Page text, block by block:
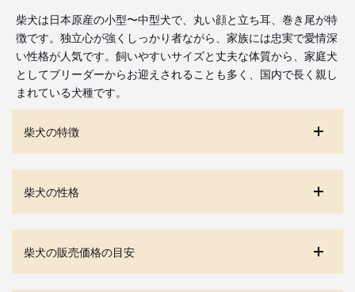
柴犬は日本原産の小型〜中型犬で、丸い顔と立ち耳、巻き尾が特
徴です。独立心が強くしっかり者ながら、家族には忠実で愛情深
い性格が人気です。飼いやすいサイズと丈夫な体質から、家庭犬
としてブリーダーからお迎えされることも多く、国内で長く親し
まれている犬種です。
柴犬の特徴
柴犬の性格
柴犬の販売価格の目安